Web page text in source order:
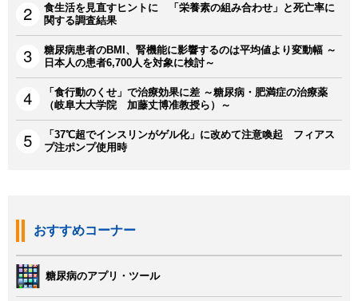
食生活を見直すヒントに 「栄養素の組み合わせ」と死亡率に
関する調査結果
糖尿病患者のBMI、腎機能に影響するのは平均値より変動幅 ～
日本人の患者6,700人を対象に検討～
「食行動のくせ」で治療効果に差 ～糖尿病・肥満症の治療薬
（岐阜大大学院 加藤丈博准教授ら）～
「37℃超でインスリンがゲル化」に改めて注意喚起 フィアス
プ注ポンプ使用時
おすすめコーナー
糖尿病のアプリ・ツール